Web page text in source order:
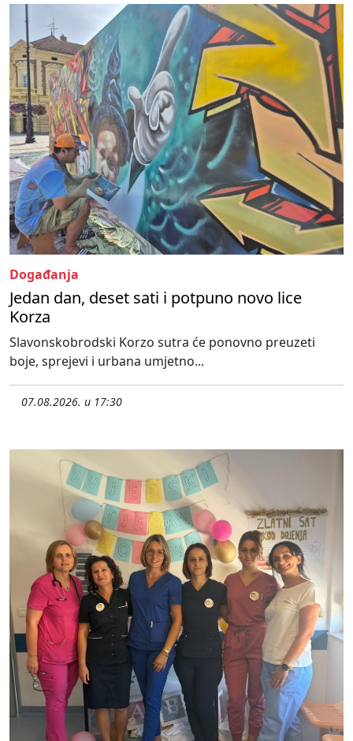
Događanja
Jedan dan, deset sati i potpuno novo lice
Korza
Slavonskobrodski Korzo sutra će ponovno preuzeti
boje, sprejevi i urbana umjetno...
07.08.2026. u 17:30